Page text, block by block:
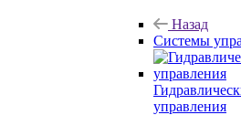
Назад
Системы
управления